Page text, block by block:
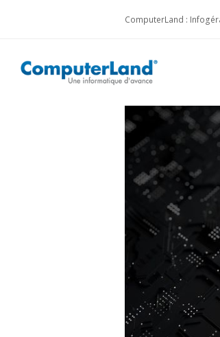
ComputerLand :